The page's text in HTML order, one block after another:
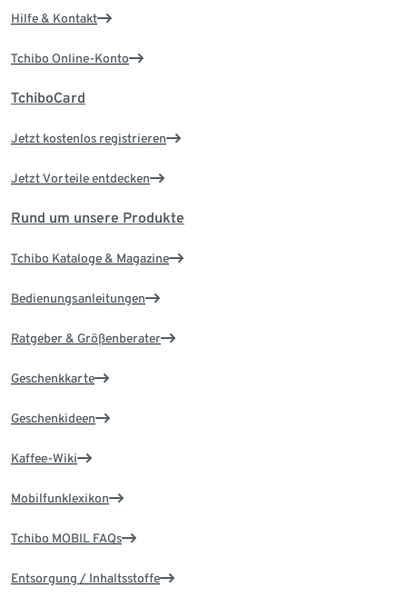
Hilfe & Kontakt
Tchibo Online-Konto
TchiboCard
Jetzt kostenlos registrieren
Jetzt Vorteile entdecken
Rund um unsere Produkte
Tchibo Kataloge & Magazine
Bedienungsanleitungen
Ratgeber & Größenberater
Geschenkkarte
Geschenkideen
Kaffee-Wiki
Mobilfunklexikon
Tchibo MOBIL FAQs
Entsorgung / Inhaltsstoffe